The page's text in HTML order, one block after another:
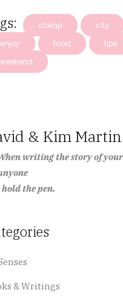
cheap
city
enjoy
food
tips
weekend
& Kim Martin
writing the story of your
hold the pen.
& Writings